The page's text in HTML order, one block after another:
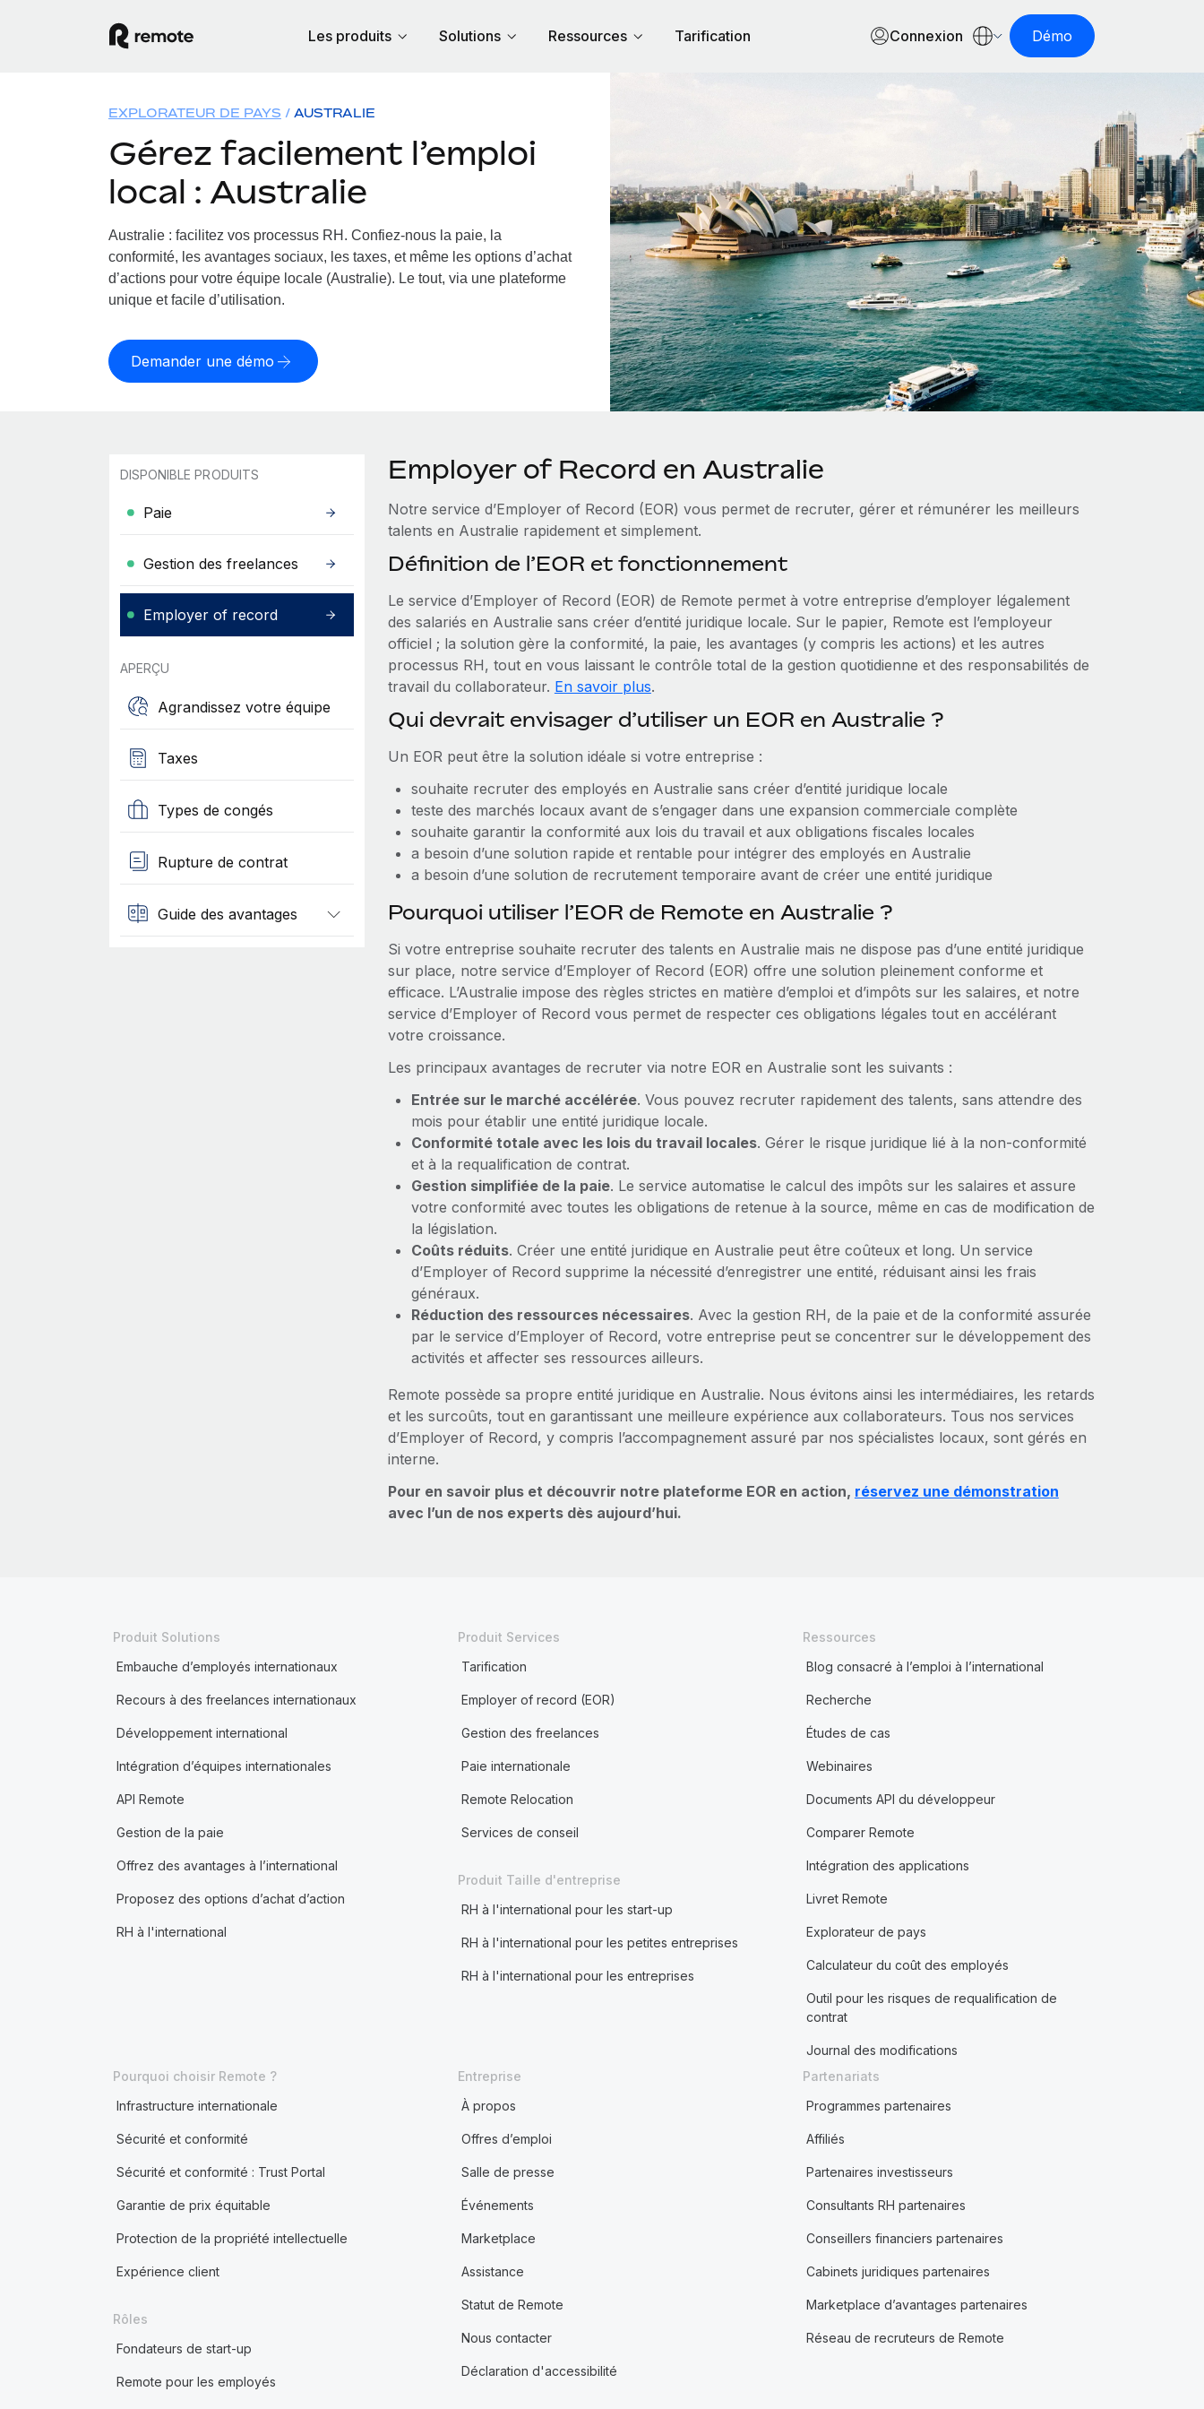
Les produits Solutions Ressources Tarification Connexion Démo
EXPLORATEUR DE PAYS AUSTRALIE
Gérez facilement l’emploi
local : Australie
Australie : facilitez vos processus RH. Confiez-nous la paie, la
conformité, les avantages sociaux, les taxes, et même les options d’achat
d’actions pour votre équipe locale (Australie). Le tout, via une plateforme
unique et facile d’utilisation.
Demander une démo
DISPONIBLE PRODUITS
Paie
Gestion des freelances
Employer of record
APERÇU
Agrandissez votre équipe
Taxes
Types de congés
Rupture de contrat
Guide des avantages
Employer of Record en Australie
Notre service d’Employer of Record (EOR) vous permet de recruter, gérer et rémunérer les meilleurs
talents en Australie rapidement et simplement.
Définition de l’EOR et fonctionnement
Le service d’Employer of Record (EOR) de Remote permet à votre entreprise d’employer légalement
des salariés en Australie sans créer d’entité juridique locale. Sur le papier, Remote est l’employeur
officiel ; la solution gère la conformité, la paie, les avantages (y compris les actions) et les autres
processus RH, tout en vous laissant le contrôle total de la gestion quotidienne et des responsabilités de
travail du collaborateur. En savoir plus.
Qui devrait envisager d’utiliser un EOR en Australie ?
Un EOR peut être la solution idéale si votre entreprise :
souhaite recruter des employés en Australie sans créer d’entité juridique locale
teste des marchés locaux avant de s’engager dans une expansion commerciale complète
souhaite garantir la conformité aux lois du travail et aux obligations fiscales locales
a besoin d’une solution rapide et rentable pour intégrer des employés en Australie
a besoin d’une solution de recrutement temporaire avant de créer une entité juridique
Pourquoi utiliser l’EOR de Remote en Australie ?
Si votre entreprise souhaite recruter des talents en Australie mais ne dispose pas d’une entité juridique
sur place, notre service d’Employer of Record (EOR) offre une solution pleinement conforme et
efficace. L’Australie impose des règles strictes en matière d’emploi et d’impôts sur les salaires, et notre
service d’Employer of Record vous permet de respecter ces obligations légales tout en accélérant
votre croissance.
Les principaux avantages de recruter via notre EOR en Australie sont les suivants :
Entrée sur le marché accélérée. Vous pouvez recruter rapidement des talents, sans attendre des
mois pour établir une entité juridique locale.
Conformité totale avec les lois du travail locales. Gérer le risque juridique lié à la non-conformité
et à la requalification de contrat.
Gestion simplifiée de la paie. Le service automatise le calcul des impôts sur les salaires et assure
votre conformité avec toutes les obligations de retenue à la source, même en cas de modification de
la législation.
Coûts réduits. Créer une entité juridique en Australie peut être coûteux et long. Un service
d’Employer of Record supprime la nécessité d’enregistrer une entité, réduisant ainsi les frais
généraux.
Réduction des ressources nécessaires. Avec la gestion RH, de la paie et de la conformité assurée
par le service d’Employer of Record, votre entreprise peut se concentrer sur le développement des
activités et affecter ses ressources ailleurs.
Remote possède sa propre entité juridique en Australie. Nous évitons ainsi les intermédiaires, les retards
et les surcoûts, tout en garantissant une meilleure expérience aux collaborateurs. Tous nos services
d’Employer of Record, y compris l’accompagnement assuré par nos spécialistes locaux, sont gérés en
interne.
Pour en savoir plus et découvrir notre plateforme EOR en action, réservez une démonstration
avec l’un de nos experts dès aujourd’hui.
Produit Solutions
Embauche d’employés internationaux
Recours à des freelances internationaux
Développement international
Intégration d’équipes internationales
API Remote
Gestion de la paie
Offrez des avantages à l’international
Proposez des options d’achat d’action
RH à l'international
Produit Services
Tarification
Employer of record (EOR)
Gestion des freelances
Paie internationale
Remote Relocation
Services de conseil
Produit Taille d'entreprise
RH à l'international pour les start-up
RH à l'international pour les petites entreprises
RH à l'international pour les entreprises
Ressources
Blog consacré à l’emploi à l’international
Recherche
Études de cas
Webinaires
Documents API du développeur
Comparer Remote
Intégration des applications
Livret Remote
Explorateur de pays
Calculateur du coût des employés
Outil pour les risques de requalification de
contrat
Journal des modifications
Pourquoi choisir Remote ?
Infrastructure internationale
Sécurité et conformité
Sécurité et conformité : Trust Portal
Garantie de prix équitable
Protection de la propriété intellectuelle
Expérience client
Rôles
Fondateurs de start-up
Remote pour les employés
Entreprise
À propos
Offres d’emploi
Salle de presse
Événements
Marketplace
Assistance
Statut de Remote
Nous contacter
Déclaration d'accessibilité
Partenariats
Programmes partenaires
Affiliés
Partenaires investisseurs
Consultants RH partenaires
Conseillers financiers partenaires
Cabinets juridiques partenaires
Marketplace d’avantages partenaires
Réseau de recruteurs de Remote